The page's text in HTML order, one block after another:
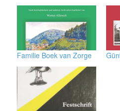
Familie Boek van Zorge